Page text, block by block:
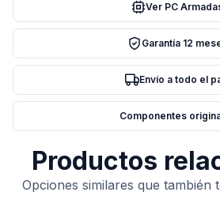
Ver PC
Garantía 12
Envío a todo el
Componentes
Productos
Opciones similares que también